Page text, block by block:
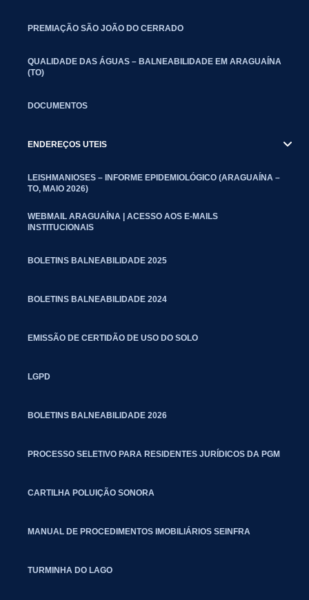
PREMIAÇÃO SÃO JOÃO DO CERRADO
QUALIDADE DAS ÁGUAS – BALNEABILIDADE EM ARAGUAÍNA
(TO)
DOCUMENTOS
ENDEREÇOS UTEIS
LEISHMANIOSES – INFORME EPIDEMIOLÓGICO (ARAGUAÍNA –
TO, MAIO 2026)
WEBMAIL ARAGUAÍNA | ACESSO AOS E-MAILS
INSTITUCIONAIS
BOLETINS BALNEABILIDADE 2025
BOLETINS BALNEABILIDADE 2024
EMISSÃO DE CERTIDÃO DE USO DO SOLO
LGPD
BOLETINS BALNEABILIDADE 2026
PROCESSO SELETIVO PARA RESIDENTES JURÍDICOS DA PGM
CARTILHA POLUIÇÃO SONORA
MANUAL DE PROCEDIMENTOS IMOBILIÁRIOS SEINFRA
TURMINHA DO LAGO